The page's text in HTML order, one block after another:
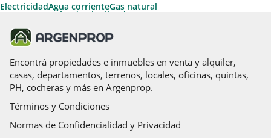
ElectricidadAgua corrienteGas natural
Acepta Garantías de Alquiler de Argenprop
TermotanqueAgua calienteApto Profesional
Aire acondicionado individual
Acceso para personas con movilidad reducida
Solarium Calefacción tiro balanceado
Encontrá propiedades e inmuebles en venta y alquiler,
casas, departamentos, terrenos, locales, oficinas, quintas,
PH, cocheras y más en Argenprop.
Términos y Condiciones
Normas de Confidencialidad y Privacidad